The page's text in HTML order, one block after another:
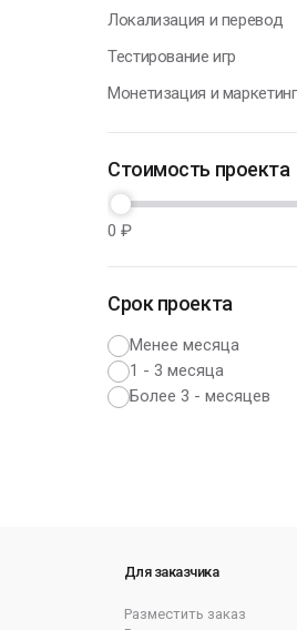
Локализация и перевод
Тестирование игр
Монетизация и маркетинг
Стоимость проекта
0 ₽
Срок проекта
Менее месяца
1 - 3 месяца
Более 3 - месяцев
Для заказчика
Разместить заказ